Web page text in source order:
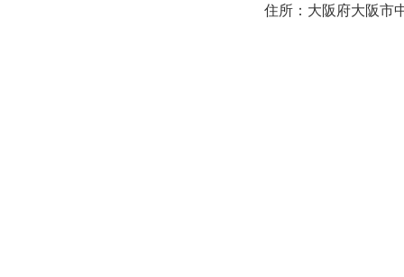
住所：大阪府大阪市